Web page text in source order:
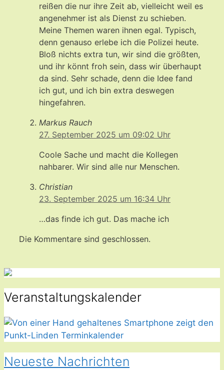
reißen die nur ihre Zeit ab, vielleicht weil es
angenehmer ist als Dienst zu schieben.
Meine Themen waren ihnen egal. Typisch,
denn genauso erlebe ich die Polizei heute.
Bloß nichts extra tun, wir sind die größten,
und ihr könnt froh sein, dass wir überhaupt
da sind. Sehr schade, denn die Idee fand
ich gut, und ich bin extra deswegen
hingefahren.
Markus Rauch
27. September 2025 um 09:02 Uhr
Coole Sache und macht die Kollegen
nahbarer. Wir sind alle nur Menschen.
Christian
23. September 2025 um 16:34 Uhr
…das finde ich gut. Das mache ich
Die Kommentare sind geschlossen.
Veranstaltungskalender
Neueste Nachrichten